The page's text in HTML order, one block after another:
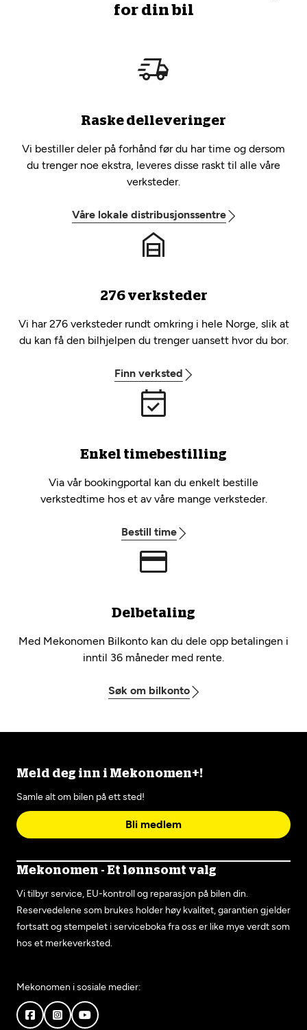
for din bil
Raske delleveringer
Vi bestiller deler på forhånd før du har time og dersom
du trenger noe ekstra, leveres disse raskt til alle våre
verksteder.
Våre lokale distribusjonssentre
276 verksteder
Vi har 276 verksteder rundt omkring i hele Norge, slik at
du kan få den bilhjelpen du trenger uansett hvor du bor.
Finn verksted
Enkel timebestilling
Via vår bookingportal kan du enkelt bestille
verkstedtime hos et av våre mange verksteder.
Bestill time
Delbetaling
Med Mekonomen Bilkonto kan du dele opp betalingen i
inntil 36 måneder med rente.
Søk om bilkonto
Meld deg inn i Mekonomen+!
Samle alt om bilen på ett sted!
Bli medlem
Mekonomen - Et lønnsomt valg
Vi tilbyr service, EU-kontroll og reparasjon på bilen din.
Reservedelene som brukes holder høy kvalitet, garantien gjelder
fortsatt og stempelet i serviceboka fra oss er like mye verdt som
hos et merkeverksted.
Mekonomen i sosiale medier: